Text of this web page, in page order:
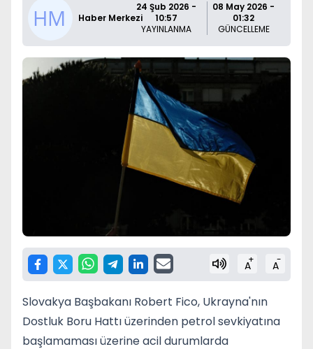
Haber Merkezi
24 Şub 2026 -
10:57
YAYINLANMA
08 May 2026 -
01:32
GÜNCELLEME
A+ A-
Slovakya Başbakanı Robert Fico, Ukrayna'nın
Dostluk Boru Hattı üzerinden petrol sevkiyatına
başlamaması üzerine acil durumlarda